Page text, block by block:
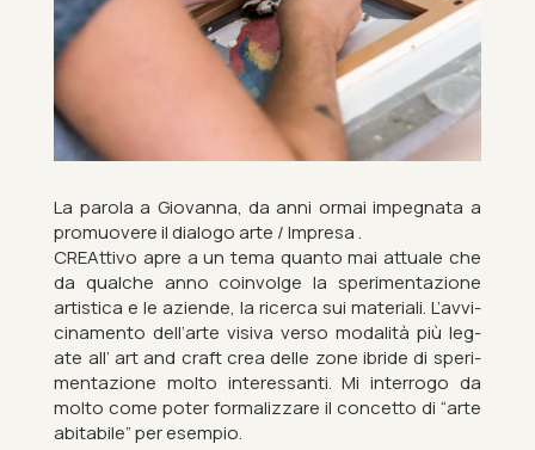
La pa­rola a Gio­vanna, da anni ormai im­peg­nata a
pro­muovere il dia­logo arte / Im­presa .
CRE­At­tivo apre a un tema quanto mai at­tuale che
da qual­che anno coin­volge la sper­i­mentazione
artist­ica e le aziende, la ricerca sui ma­ter­i­ali. L’av­vi­
ci­n­a­mento dell’arte vi­s­iva verso mod­alità più leg­
ate all’ art and craft crea delle zone ibride di sper­i­
mentazione molto in­teress­anti. Mi in­ter­rogo da
molto come poter form­aliz­zare il con­cetto di “arte
abit­abile” per es­em­pio.